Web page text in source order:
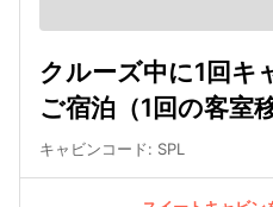
クルーズ中に1回キ
ご宿泊（1回の客室
キャビンコード: SPL